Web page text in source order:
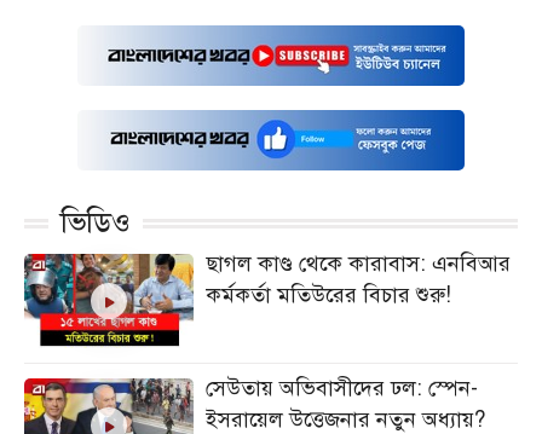
ভিডিও
ছাগল কাণ্ড থেকে কারাবাস: এনবিআর
কর্মকর্তা মতিউরের বিচার শুরু!
সেউতায় অভিবাসীদের ঢল: স্পেন-
ইসরায়েল উত্তেজনার নতুন অধ্যায়?